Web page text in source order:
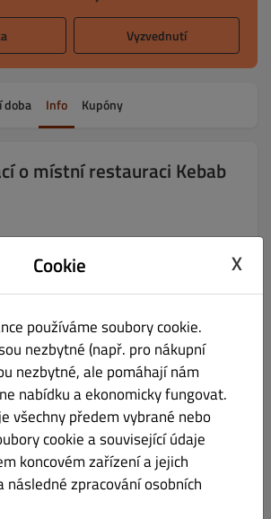
Vyzvednutí
doba Info Kupóny
o místní restauraci Kebab
kartou v restauraci, Platba kartou při
Cookie X
používáme soubory cookie.
nezbytné (např. pro nákupní
nezbytné, ale pomáhají nám
nabídku a ekonomicky fungovat.
všechny předem vybrané nebo
cookie a související údaje
koncovém zařízení a jejich
následné zpracování osobních